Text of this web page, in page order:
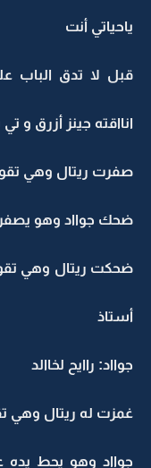
ياحياتي أنت
قبل لا تدق الباب
انااقته جينز أزرق و
صفرت ريتال وهي
ضحك جوااد وهو يصفر
ضحكت ريتال وهي
أستاذ
جوااد: راايح لخاالد
غمزت له ريتال وهي
جوااد وهو يحط يده